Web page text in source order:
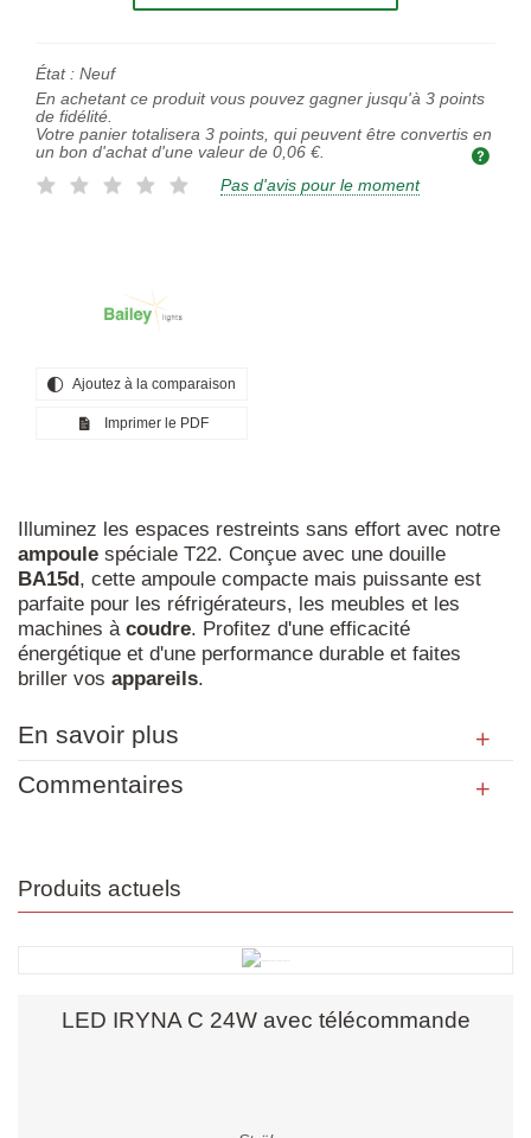
État : Neuf
En achetant ce produit vous pouvez gagner jusqu'à 3 points
de fidélité.
Votre panier totalisera 3 points, qui peuvent être convertis en
un bon d'achat d'une valeur de 0,06 €.
Pas d'avis pour le moment
Ajoutez à la comparaison
Imprimer le PDF
Illuminez les espaces restreints sans effort avec notre
ampoule spéciale T22. Conçue avec une douille
BA15d, cette ampoule compacte mais puissante est
parfaite pour les réfrigérateurs, les meubles et les
machines à coudre. Profitez d'une efficacité
énergétique et d'une performance durable et faites
briller vos appareils.
En savoir plus
Commentaires
Produits actuels
LED IRYNA C 24W avec télécommande